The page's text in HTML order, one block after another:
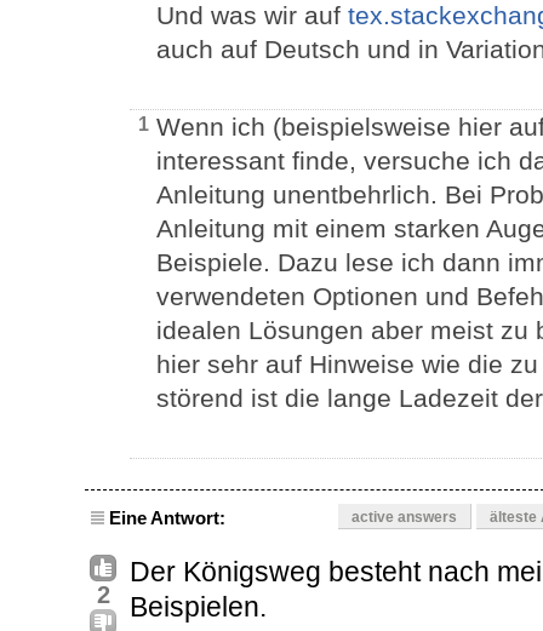
Und was wir auf
auch auf Deutsch und in
1 Wenn ich (beispielsweise hier
interessant finde, versuche ich
Anleitung unentbehrlich. Bei
Anleitung mit einem starken
Beispiele. Dazu lese ich dann
verwendeten Optionen und
idealen Lösungen aber meist zu
hier sehr auf Hinweise wie die
störend ist die lange Ladezeit
Eine Antwort: active answers älteste
2
Der Königsweg besteht nach
Beispielen.